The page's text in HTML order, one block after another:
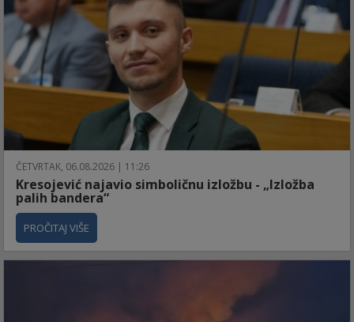
ČETVRTAK, 06.08.2026 | 11:26
Kresojević najavio simboličnu izložbu - „Izložba
palih bandera“
PROČITAJ VIŠE